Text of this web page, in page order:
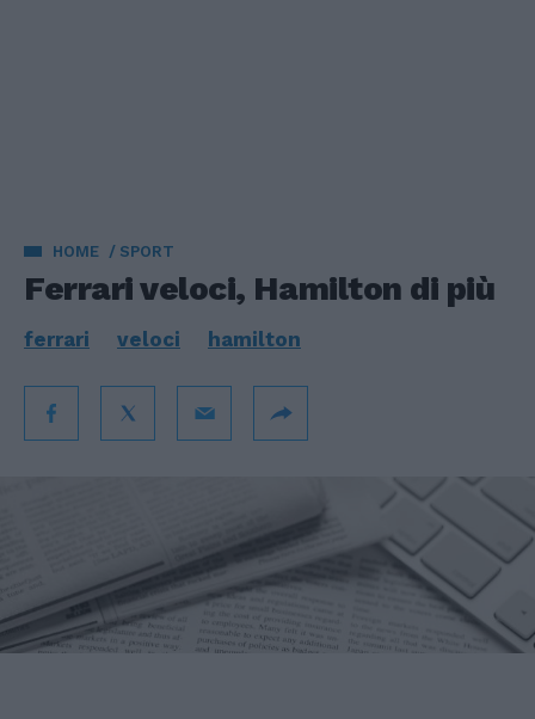
HOME SPORT
Ferrari veloci, Hamilton di più
ferrari veloci hamilton